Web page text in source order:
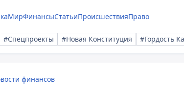
МирФинансыСтатьиПроисшествияПраво
#Спецпроекты #Новая Конституция #Гордость
финансов